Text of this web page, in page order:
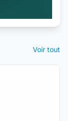
Voir tout